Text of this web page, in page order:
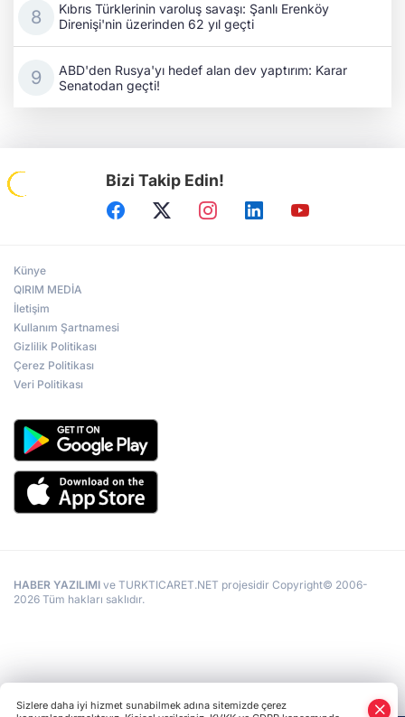
Kıbrıs Türklerinin varoluş savaşı: Şanlı Erenköy
Direnişi'nin üzerinden 62 yıl geçti
ABD'den Rusya'yı hedef alan dev yaptırım: Karar
Senatodan geçti!
Bizi Takip Edin!
Künye
QIRIM MEDİA
İletişim
Kullanım Şartnamesi
Gizlilik Politikası
Çerez Politikası
Veri Politikası
HABER YAZILIMI ve TURKTICARET.NET projesidir Copyright© 2006-
2026 Tüm hakları saklıdır.
Sizlere daha iyi hizmet sunabilmek adına sitemizde çerez